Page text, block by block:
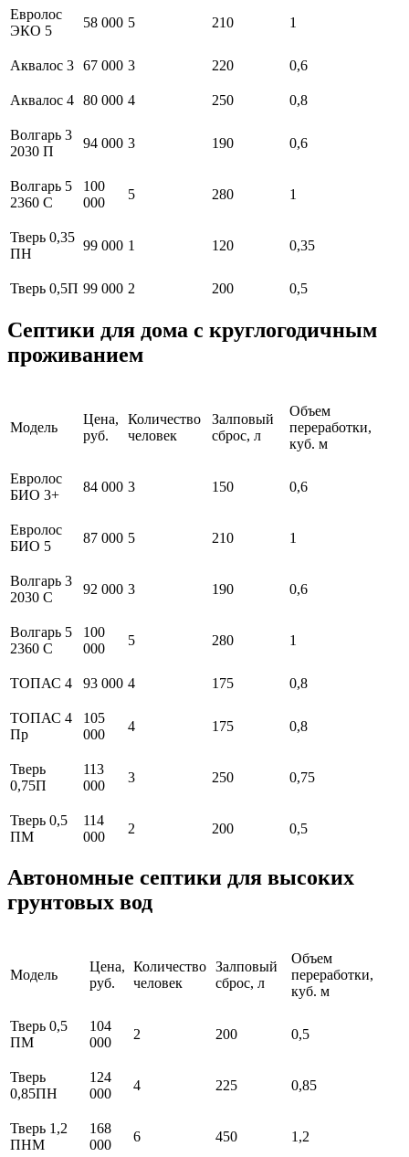
Евролос
ЭКО 5
58 000 5 210 1
Аквалос 3 67 000 3 220 0,6
Аквалос 4 80 000 4 250 0,8
Волгарь 3
2030 П
94 000 3 190 0,6
Волгарь 5
2360 С
100
000
5 280 1
Тверь 0,35
ПН
99 000 1 120 0,35
Тверь 0,5П 99 000 2 200 0,5
Септики для дома с круглогодичным
проживанием
Модель
Цена,
руб.
Количество
человек
Залповый
сброс, л
Объем
переработки,
куб. м
Евролос
БИО 3+
84 000 3 150 0,6
Евролос
БИО 5
87 000 5 210 1
Волгарь 3
2030 С
92 000 3 190 0,6
Волгарь 5
2360 С
100
000
5 280 1
ТОПАС 4 93 000 4 175 0,8
ТОПАС 4
Пр
105
000
4 175 0,8
Тверь
0,75П
113
000
3 250 0,75
Тверь 0,5
ПМ
114
000
2 200 0,5
Автономные септики для высоких
грунтовых вод
Модель
Цена,
руб.
Количество
человек
Залповый
сброс, л
Объем
переработки,
куб. м
Тверь 0,5
ПМ
104
000
2 200 0,5
Тверь
0,85ПН
124
000
4 225 0,85
Тверь 1,2
ПНМ
168
000
6 450 1,2